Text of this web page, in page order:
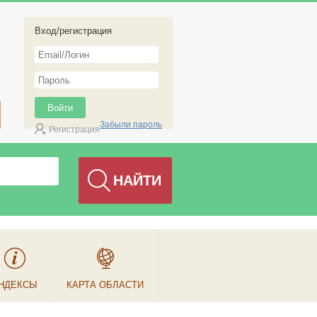
Вход/регистрация
РегистрацияЗабыли пароль
КАРТА ОБЛАСТИ